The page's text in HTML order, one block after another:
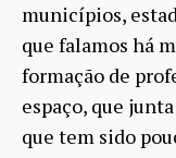
municípios,
que falamos há
formação de
espaço, que
que tem sido